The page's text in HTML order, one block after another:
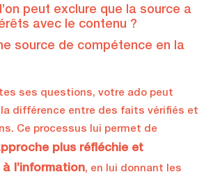
peut exclure que la source a
avec le contenu ?
source de compétence en la
ses questions, votre ado peut
la différence entre des faits vérifiés et
Ce processus lui permet de
plus réfléchie et
l’information, en lui donnant les